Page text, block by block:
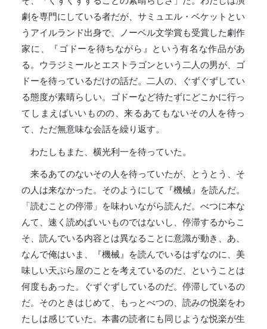
劇を専門にしている者だが、サミュエル・ベケットとい
うアイルランド出身で、ノーベル文学賞も受賞した劇作
家に、『ゴドーを待ちながら』という有名な作品があ
る。ウラジミールとエストラゴンという二人の男が、ゴ
ドーを待っているだけの話だ。二人の、ぐずぐずしてい
る態度が素晴らしい。ゴドーなど待たずにどこかに行っ
てしまえばいいものの、来るあてもないその人を待っ
て、ただ無意味な会話を繰り返す。
わたしもまた、横光利一を待っていた。
来るあてのないその人を待っていたが、とうとう、そ
の人は来なかった。そのようにして『機械』を読んだ。
「読むことの停滞」を味わいながら読んだ。べつに本な
んて、速く読めばいいものではないし、停滞するからこ
そ、読んでいる内容とは異なることに意識が動き、あ、
なんで俺はいま、『機械』を読んでいるはずなのに、美
味しい天ぷら屋のことを考えているのだ、ということは
何度もあった。ぐずぐずしているのだ。停滞しているの
だ。そのときはじめて、もっとべつの、読みの悦楽をわ
たしは感じていた。本書の読者にも同じような悦楽が生